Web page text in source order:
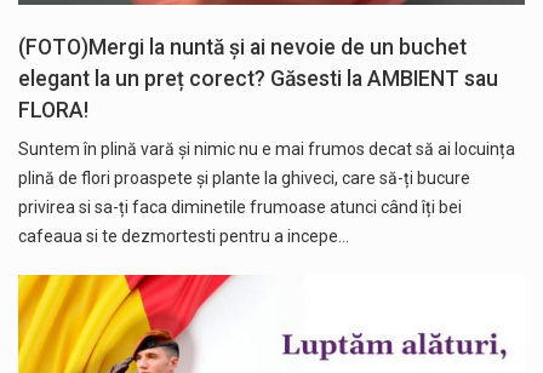
(FOTO)Mergi la nuntă și ai nevoie de un buchet
elegant la un preț corect? Găsesti la AMBIENT sau
FLORA!
Suntem în plină vară și nimic nu e mai frumos decat să ai locuința
plină de flori proaspete și plante la ghiveci, care să-ți bucure
privirea si sa-ți faca diminetile frumoase atunci când îți bei
cafeaua si te dezmortesti pentru a incepe…